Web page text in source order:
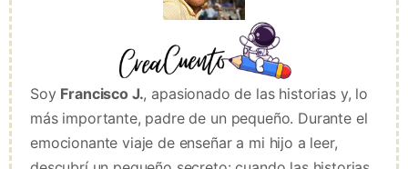
Soy Francisco J., apasionado de las historias y, lo
más importante, padre de un pequeño. Durante el
emocionante viaje de enseñar a mi hijo a leer,